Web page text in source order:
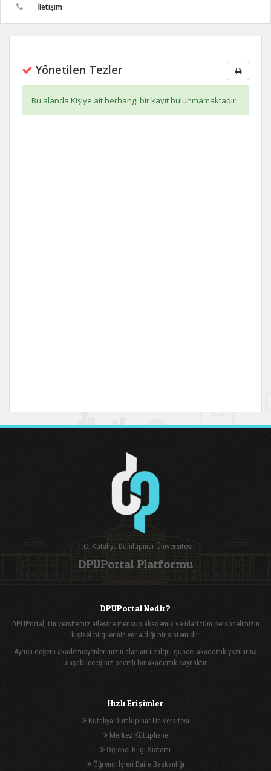
İletişim
Yönetilen Tezler
Bu alanda Kişiye ait herhangi bir kayıt bulunmamaktadır.
T.C. Kütahya Dumlupınar Üniversitesi
DPUPortal Platformu
DPUPortal Nedir?
DPUPortal, Üniversitemiz ailesine mensup akademik ve idari tüm personelimizin
kişisel bilgilerinin yer aldığı bir sistemidir.
Ayrıca değerli akademisyenlerimizin alanları ile ilgili güncel akademik yazılarına
ulaşabileceğiniz önemli bir akademik kaynaktır.
Hızlı Erişimler
Kütahya Dumlupınar Üniversitesi
Merkez Kütüphane
Öğrenci Bilgi Sistemi
Öğrenci İşleri Daire Başkanlığı